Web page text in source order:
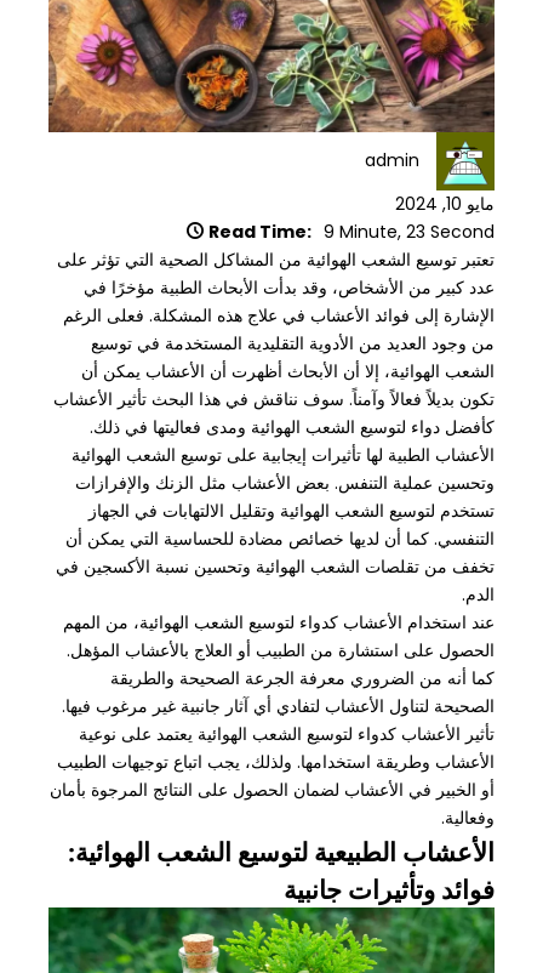
admin
مايو 10, 2024
Read Time: 9 Minute, 23 Second
تعتبر توسيع الشعب الهوائية من المشاكل الصحية التي تؤثر على
عدد كبير من الأشخاص، وقد بدأت الأبحاث الطبية مؤخرًا في
الإشارة إلى فوائد الأعشاب في علاج هذه المشكلة. فعلى الرغم
من وجود العديد من الأدوية التقليدية المستخدمة في توسيع
الشعب الهوائية، إلا أن الأبحاث أظهرت أن الأعشاب يمكن أن
تكون بديلاً فعالاً وآمناً. سوف نناقش في هذا البحث تأثير الأعشاب
كأفضل دواء لتوسيع الشعب الهوائية ومدى فعاليتها في ذلك.
الأعشاب الطبية لها تأثيرات إيجابية على توسيع الشعب الهوائية
وتحسين عملية التنفس. بعض الأعشاب مثل الزنك والإفرازات
تستخدم لتوسيع الشعب الهوائية وتقليل الالتهابات في الجهاز
التنفسي. كما أن لديها خصائص مضادة للحساسية التي يمكن أن
تخفف من تقلصات الشعب الهوائية وتحسين نسبة الأكسجين في
الدم.
عند استخدام الأعشاب كدواء لتوسيع الشعب الهوائية، من المهم
الحصول على استشارة من الطبيب أو العلاج بالأعشاب المؤهل.
كما أنه من الضروري معرفة الجرعة الصحيحة والطريقة
الصحيحة لتناول الأعشاب لتفادي أي آثار جانبية غير مرغوب فيها.
تأثير الأعشاب كدواء لتوسيع الشعب الهوائية يعتمد على نوعية
الأعشاب وطريقة استخدامها. ولذلك، يجب اتباع توجيهات الطبيب
أو الخبير في الأعشاب لضمان الحصول على النتائج المرجوة بأمان
وفعالية.
الأعشاب الطبيعية لتوسيع الشعب الهوائية:
فوائد وتأثيرات جانبية